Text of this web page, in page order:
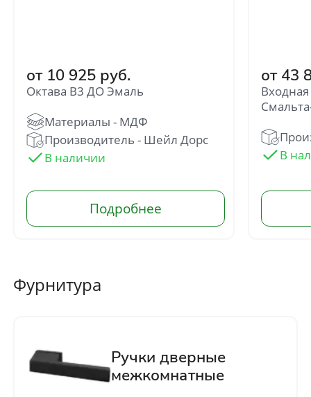
от 10 925 руб.
Октава В3 ДО Эмаль
Производитель - Шейл Дорс
от 43
Фурнитура
Отправить
Нажимая кнопку «Отправить», Вы